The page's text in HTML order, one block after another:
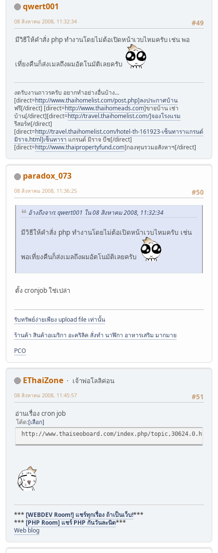
qwert001
#49
08 สิงหาคม 2008, 11:32:34
มีวิธีให้คำสั่ง php ทำงานโดยไม่ต้อเปิดหน้าเวบไหมครับ เช่น พอ
เที่ยงคืนก็ส่งเมลถึงผมอัตโนมัติเลยครับ
งดรับงานถาวรครับ อยากทำอย่างอื่นบ้าง...
[direct=http://www.thaihomelist.com/post.php]ลงประกาศบ้าน
ฟรี[/direct] [direct=http://www.thaihomeads.com]ขายบ้าน เช่า
บ้าน[/direct][direct=http://travel.thaihomelist.com/]จองโรงแรม
รีสอร์ท[/direct]
[direct=http://travel.thaihomelist.com/hotel-th-161923-เซ็นทาราแกรนด์
มิราจ.html]เซ็นทารา แกรนด์ มิราจ บีช[/direct]
[direct=http://www.thaipropertyfund.com]กองทุนรวมอสังหาฯ[/direct]
paradox_073
#50
08 สิงหาคม 2008, 11:36:25
อ้างถึงจาก: qwert001 ใน 08 สิงหาคม 2008, 11:32:34
มีวิธีให้คำสั่ง php ทำงานโดยไม่ต้อเปิดหน้าเวบไหมครับ เช่น
พอเที่ยงคืนก็ส่งเมลถึงผมอัตโนมัติเลยครับ
ตั้ง cronjob ใช่เปล่า
รับทรัพย์ง่ายเพียง upload file เท่านั้น
ร้านค้า สินค้าอเมริกา อะคริลิค สั่งทำ นาฬิกา อาหารเสริม มากมาย
PCO
EThaiZone
เจ้าพ่อโลลิค่อน
#51
08 สิงหาคม 2008, 11:45:57
อ่านเรื่อง cron job
โค้ด เลือก
http://www.thaiseoboard.com/index.php/topic,30624.0.html
*** [WEBDEV Room!] แชร์ทุกเรื่อง ถ้าเป็นเว็บ!***
*** [PHP Room] แชร์ PHP กันวันละนิด***
Web blog